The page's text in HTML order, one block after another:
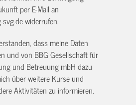
per E-Mail an
svg.dewiderrufen.
dass meine Daten
und von BBG Gesellschaft für
und Betreuung mbH dazu
über weitere Kurse und
Aktivitäten zu informieren.